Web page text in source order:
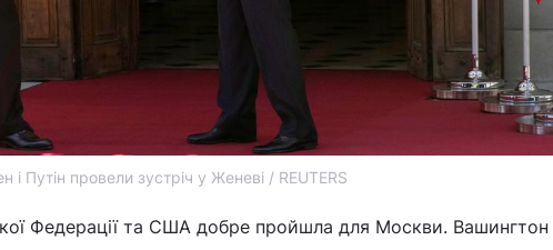
і Путін провели зустріч у Женеві / REUTERS
Федерації та США добре пройшла для Москви. Вашингтон